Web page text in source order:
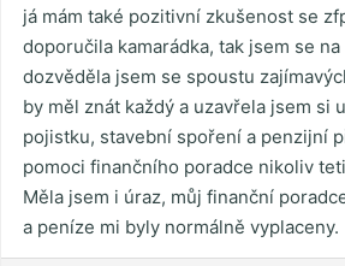
já mám také pozitivní zkušenost se
doporučila kamarádka, tak jsem se
dozvěděla jsem se spoustu
by měl znát každý a uzavřela jsem si
pojistku, stavební spoření a penzijní
pomoci finančního poradce nikoliv
Měla jsem i úraz, můj finanční
a peníze mi byly normálně vyplaceny.